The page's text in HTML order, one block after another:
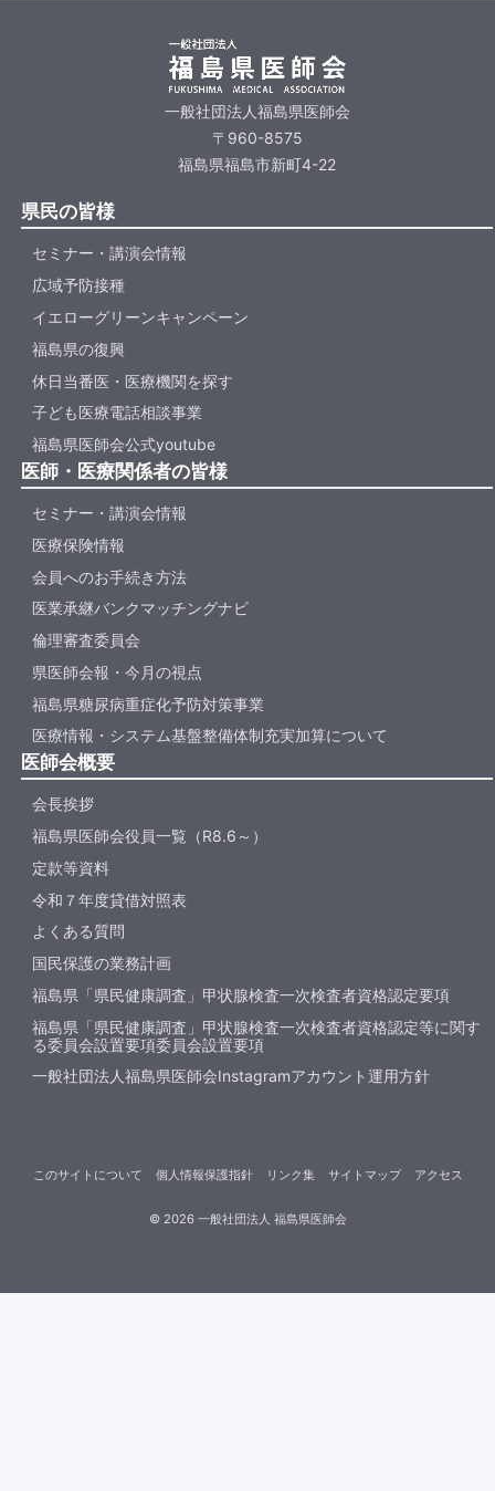
一般社団法人福島県医師会
〒960-8575
福島県福島市新町4-22
県民の皆様
セミナー・講演会情報
広域予防接種
イエローグリーンキャンペーン
福島県の復興
休日当番医・医療機関を探す
子ども医療電話相談事業
福島県医師会公式youtube
医師・医療関係者の皆様
セミナー・講演会情報
医療保険情報
会員へのお手続き方法
医業承継バンクマッチングナビ
倫理審査委員会
県医師会報・今月の視点
福島県糖尿病重症化予防対策事業
医療情報・システム基盤整備体制充実加算について
医師会概要
会長挨拶
福島県医師会役員一覧（R8.6～）
定款等資料
令和７年度貸借対照表
よくある質問
国民保護の業務計画
福島県「県民健康調査」甲状腺検査一次検査者資格認定要項
福島県「県民健康調査」甲状腺検査一次検査者資格認定等に関す
る委員会設置要項委員会設置要項
一般社団法人福島県医師会Instagramアカウント運用方針
© 2026一般社団法人 福島県医師会
このサイトについて 個人情報保護指針 リンク集 サイトマップ アクセス